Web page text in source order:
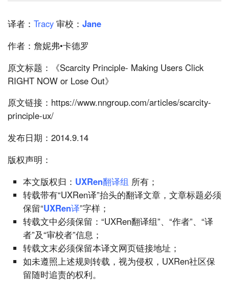
译者： Tracy 审校： Jane
作者：詹妮弗•卡德罗
原文标题：《Scarcity Principle- Making Users Click
RIGHT NOW or Lose Out》
原文链接：https://www.nngroup.com/articles/scarcity-
principle-ux/
发布日期：2014.9.14
版权声明：
本文版权归： UXRen翻译组 所有；
转载带有“UXRen译”抬头的翻译文章，文章标题必须
保留“UXRen译”字样；
转载文中必须保留：“UXRen翻译组”、“作者”、“译
者”及“审校者”信息；
转载文末必须保留本译文网页链接地址；
如未遵照上述规则转载，视为侵权，UXRen社区保
留随时追责的权利。